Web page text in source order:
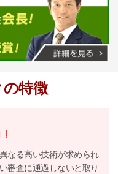
特徴
なる高い技術が求められ
審査に通過しないと取り